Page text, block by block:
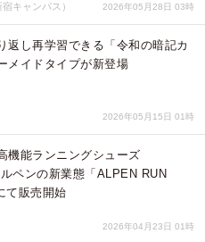
キャンパス） 2026年05月28日 03時
返し再学習できる「令和の暗記カ
メイドタイプが新登場
2026年05月15日 01時
機能ランニングシューズ
ルペンの新業態「ALPEN RUN
て販売開始
2026年04月23日 01時